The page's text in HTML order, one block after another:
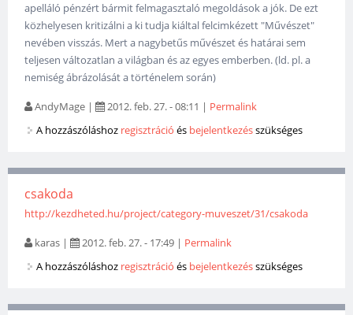
apelláló pénzért bármit felmagasztaló megoldások a jók. De ezt
közhelyesen kritizálni a ki tudja kiáltal felcimkézett "Művészet"
nevében visszás. Mert a nagybetűs művészet és határai sem
teljesen változatlan a világban és az egyes emberben. (ld. pl. a
nemiség ábrázolását a történelem során)
AndyMage | 2012. feb. 27. - 08:11 | Permalink
A hozzászóláshoz regisztráció és bejelentkezésszükséges
csakoda
http://kezdheted.hu/project/category-muveszet/31/csakoda
karas | 2012. feb. 27. - 17:49 | Permalink
A hozzászóláshoz regisztráció és bejelentkezésszükséges